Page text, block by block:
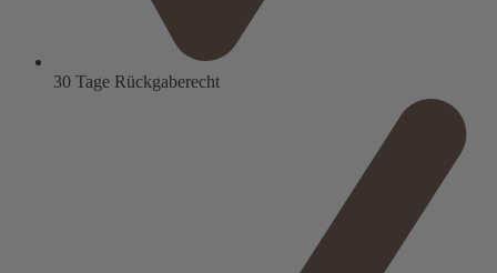
30 Tage Rückgaberecht